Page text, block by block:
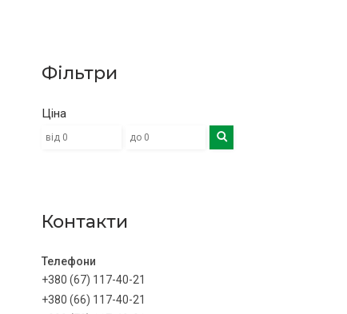
Фільтри
Ціна
Контакти
+380 (67) 117-40-21
+380 (66) 117-40-21